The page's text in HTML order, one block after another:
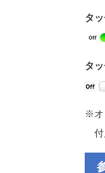
タ
タ
※オ
付